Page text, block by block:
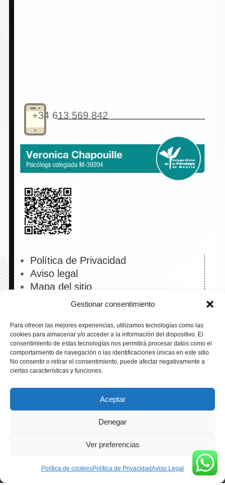
Gestionar consentimiento
Para ofrecer las mejores experiencias, utilizamos tecnologías como las
cookies para almacenar y/o acceder a la información del dispositivo. El
consentimiento de estas tecnologías nos permitirá procesar datos como el
comportamiento de navegación o las identificaciones únicas en este sitio.
No consentir o retirar el consentimiento, puede afectar negativamente a
ciertas características y funciones.
Aceptar
Denegar
Ver preferencias
Política de cookiesPolítica de PrivacidadAviso Legal
+34 613 569 842
Política de Privacidad
Aviso legal
Mapa del sitio